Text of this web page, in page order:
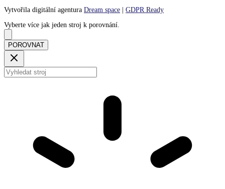
Vytvořila digitální agentura Dream space
GDPR Ready
Vyberte více jak jeden stroj k porovnání.
POROVNAT